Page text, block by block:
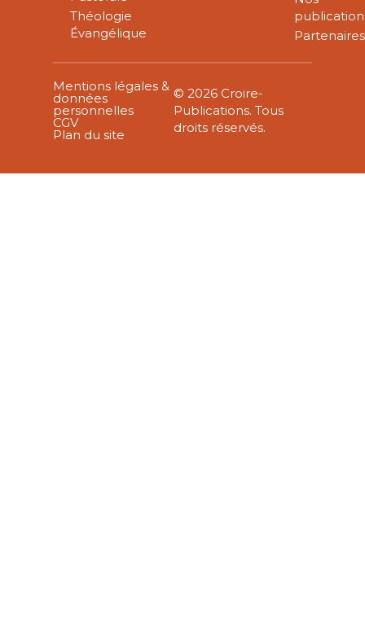
Théologie
Évangélique
Partenaires
Mentions légales &
données
personnelles
CGV
Plan du site
© 2026 Croire-
Publications. Tous
droits réservés.